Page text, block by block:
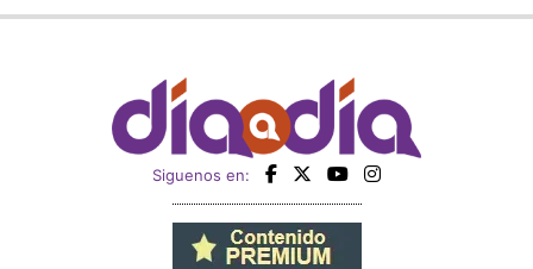
Siguenos en: